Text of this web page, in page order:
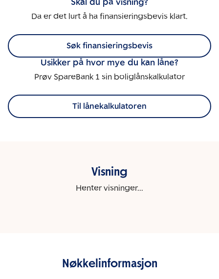
Skal du på visning?
Da er det lurt å ha finansieringsbevis klart.
Søk finansieringsbevis
Usikker på hvor mye du kan låne?
Prøv SpareBank 1 sin boliglånskalkulator
Til lånekalkulatoren
Visning
Henter visninger...
Nøkkelinformasjon